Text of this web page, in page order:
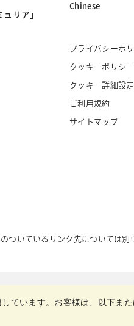
リア」
Chinese
プライバシーポ
クッキーポリシー
クッキー詳細設定
ご利用規約
サイトマップ
ついているリンク先については別
ています。お客様は、以下ま